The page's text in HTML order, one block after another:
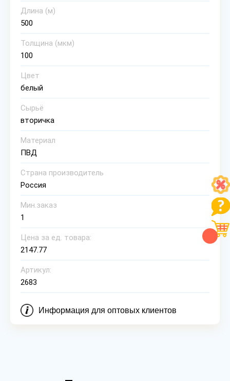
Длина (м)
500
Толщина (мкм)
100
Цвет
белый
Сырьё
вторичка
Материал
ПВД
Страна производитель
Россия
Мин.заказ
1
Цена за ед. товара:
2147.77
Артикул:
2683
Информация для оптовых клиентов